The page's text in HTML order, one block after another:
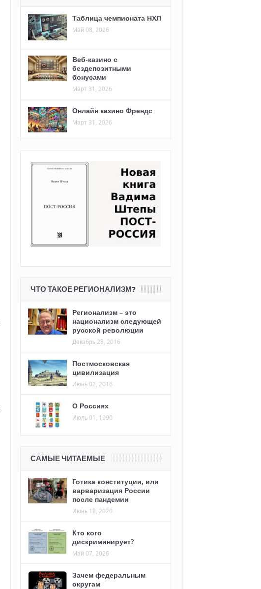
Таблица чемпионата НХЛ
Май 08, 2026
Веб-казино с
бездепозитными
бонусами
Март 31, 2026
Онлайн казино Френдс
Март 31, 2026
ЧТО ТАКОЕ РЕГИОНАЛИЗМ?
Регионализм – это
национализм следующей
русской революции
Декабрь 28, 2016
Постмосковская
цивилизация
Июнь 02, 2016
О Россиях
Июль 01, 1990
САМЫЕ ЧИТАЕМЫЕ
Готика конституции, или
варваризация России
после пандемии
Июнь 18, 2020
Кто кого
дискриминирует?
Май 07, 2026
Зачем федеральным
округам